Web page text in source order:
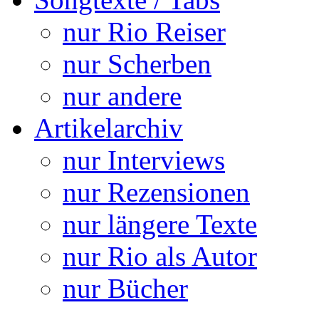
nur Rio Reiser
nur Scherben
nur andere
Artikelarchiv
nur Interviews
nur Rezensionen
nur längere Texte
nur Rio als Autor
nur Bücher